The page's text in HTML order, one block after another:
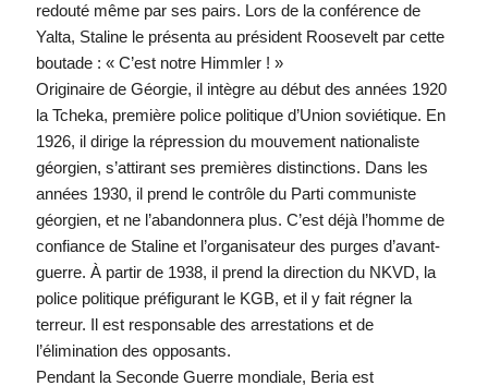
redouté même par ses pairs. Lors de la conférence de
Yalta, Staline le présenta au président Roosevelt par cette
boutade : « C’est notre Himmler ! »
Originaire de Géorgie, il intègre au début des années 1920
la Tcheka, première police politique d’Union soviétique. En
1926, il dirige la répression du mouvement nationaliste
géorgien, s’attirant ses premières distinctions. Dans les
années 1930, il prend le contrôle du Parti communiste
géorgien, et ne l’abandonnera plus. C’est déjà l’homme de
confiance de Staline et l’organisateur des purges d’avant-
guerre. À partir de 1938, il prend la direction du NKVD, la
police politique préfigurant le KGB, et il y fait régner la
terreur. Il est responsable des arrestations et de
l’élimination des opposants.
Pendant la Seconde Guerre mondiale, Beria est